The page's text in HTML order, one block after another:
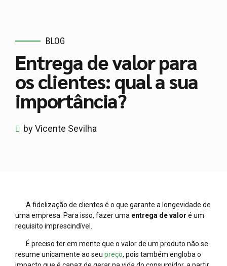
BLOG
Entrega de valor para
os clientes: qual a sua
importância?
by Vicente Sevilha
A fidelização de clientes é o que garante a longevidade de
uma empresa. Para isso, fazer uma entrega de valor é um
requisito imprescindível.
É preciso ter em mente que o valor de um produto não se
resume unicamente ao seu preço, pois também engloba o